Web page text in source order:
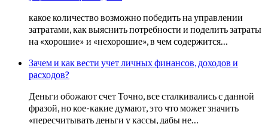
какое количество возможно победить на управлении
затратами, как выяснить потребности и поделить затраты
на «хорошие» и «нехорошие», в чем содержится…
Зачем и как вести учет личных финансов, доходов и
расходов?
Деньги обожают счет Точно, все сталкивались с данной
фразой, но кое-какие думают, это что может значить
«пересчитывать деньги у кассы, дабы не…